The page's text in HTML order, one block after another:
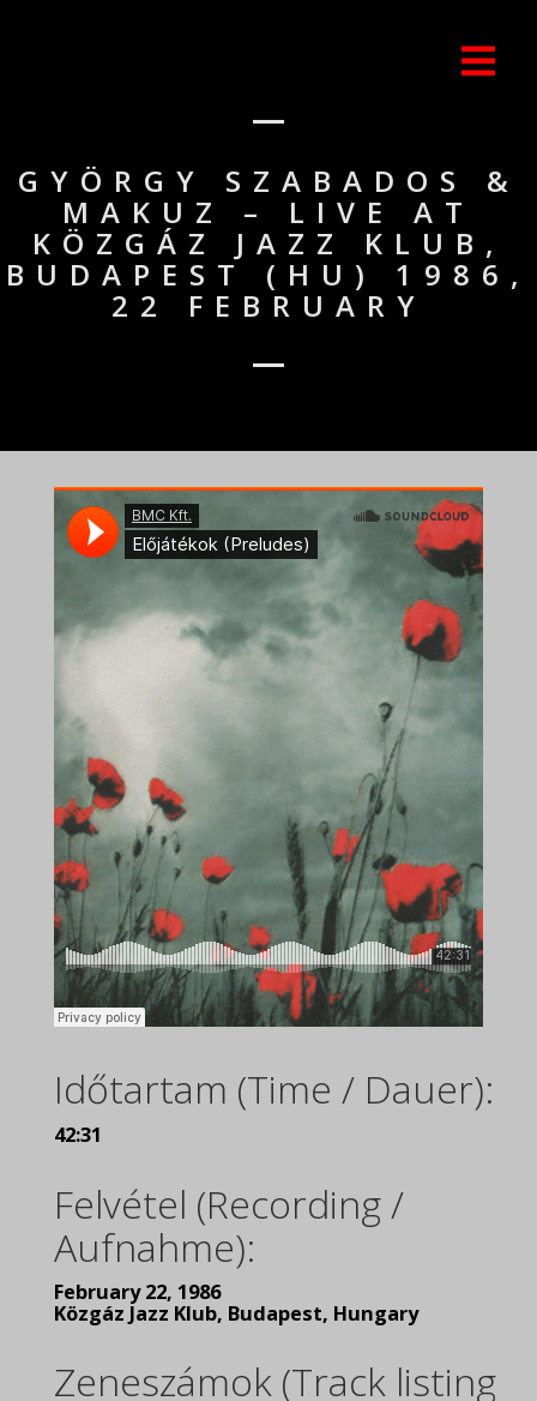
GYÖRGY SZABADOS &
MAKUZ – LIVE AT
KÖZGÁZ JAZZ KLUB,
BUDAPEST (HU) 1986,
22 FEBRUARY
Időtartam (Time / Dauer):
42:31
Felvétel (Recording /
Aufnahme):
February 22, 1986
Közgáz Jazz Klub, Budapest, Hungary
Zeneszámok (Track listing